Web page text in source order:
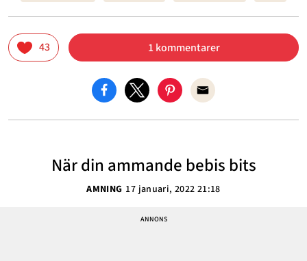
43 1 kommentarer
När din ammande bebis bits
AMNING 17 januari, 2022 21:18